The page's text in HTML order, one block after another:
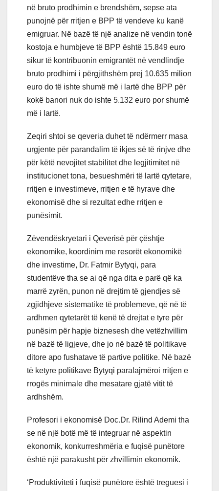
në bruto prodhimin e brendshëm, sepse ata
punojnë për rritjen e BPP të vendeve ku kanë
emigruar. Në bazë të një analize në vendin tonë
kostoja e humbjeve të BPP është 15.849 euro
sikur të kontribuonin emigrantët në vendlindje
bruto prodhimi i përgjithshëm prej 10.635 milion
euro do të ishte shumë më i lartë dhe BPP për
kokë banori nuk do ishte 5.132 euro por shumë
më i lartë.
Zeqiri shtoi se qeveria duhet të ndërmerr masa
urgjente për parandalim të ikjes së të rinjve dhe
për këtë nevojitet stabilitet dhe legjitimitet në
institucionet tona, besueshmëri të lartë qytetare,
rritjen e investimeve, rritjen e të hyrave dhe
ekonomisë dhe si rezultat edhe rritjen e
punësimit.
Zëvendëskryetari i Qeverisë për çështje
ekonomike, koordinim me resorët ekonomikë
dhe investime, Dr. Fatmir Bytyqi, para
studentëve tha se ai që nga dita e parë që ka
marrë zyrën, punon në drejtim të gjendjes së
zgjidhjeve sistematike të problemeve, që në të
ardhmen qytetarët të kenë të drejtat e tyre për
punësim për hapje biznesesh dhe vetëzhvillim
në bazë të ligjeve, dhe jo në bazë të politikave
ditore apo fushatave të partive politike. Në bazë
të ketyre politikave Bytyqi paralajmëroi rritjen e
rrogës minimale dhe mesatare gjatë vitit të
ardhshëm.
Profesori i ekonomisë Doc.Dr. Rilind Ademi tha
se në një botë më të integruar në aspektin
ekonomik, konkurreshmëria e fuqisë punëtore
është një parakusht për zhvillimin ekonomik.
‘Produktiviteti i fuqisë punëtore është treguesi i